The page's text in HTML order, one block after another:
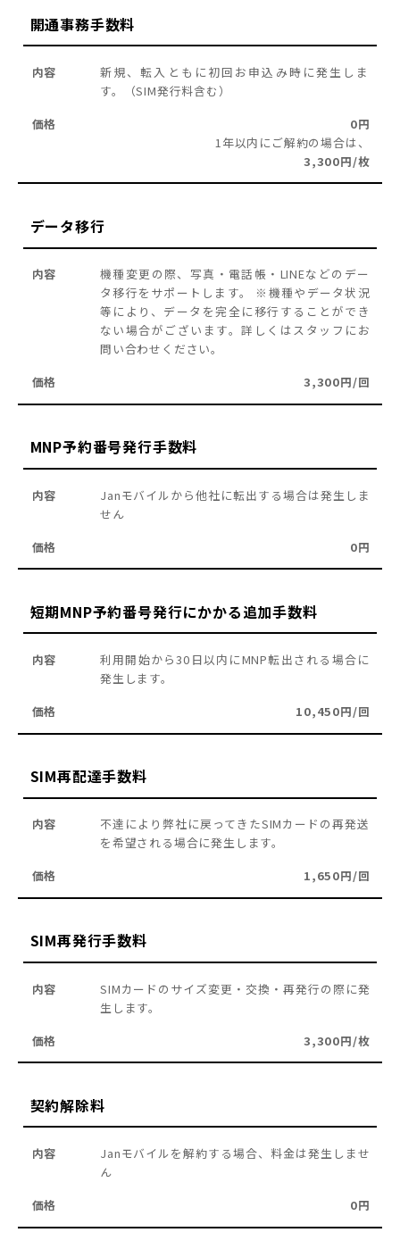
開通事務手数料
新規、転入ともに初回お申込み時に発生しま
す。（SIM発行料含む）
0円
1年以内にご解約の場合は、
3,300円/枚
データ移行
機種変更の際、写真・電話帳・LINEなどのデー
タ移行をサポートします。 ※機種やデータ状況
等により、データを完全に移行することができ
ない場合がございます。詳しくはスタッフにお
問い合わせください。
3,300円/回
MNP予約番号発行手数料
Janモバイルから他社に転出する場合は発生しま
せん
0円
短期MNP予約番号発行にかかる追加手数料
利用開始から30日以内にMNP転出される場合に
発生します。
10,450円/回
SIM再配達手数料
不達により弊社に戻ってきたSIMカードの再発送
を希望される場合に発生します。
1,650円/回
SIM再発行手数料
SIMカードのサイズ変更・交換・再発行の際に発
生します。
3,300円/枚
契約解除料
Janモバイルを解約する場合、料金は発生しませ
ん
0円